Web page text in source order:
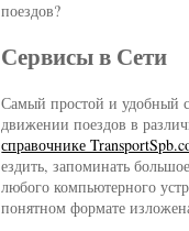
поездов?
Сервисы в Сети
Самый простой и удобный
движении поездов в
справочнике
ездить, запоминать
любого компьютерного
понятном формате